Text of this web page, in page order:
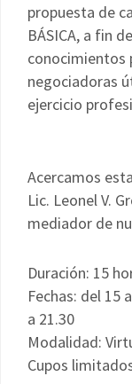
propuesta de
BÁSICA, a fin
conocimientos
negociadoras
ejercicio
Acercamos
Lic. Leonel V.
mediador de
Duración: 15
Fechas: del 15
a 21.30
Modalidad:
Cupos